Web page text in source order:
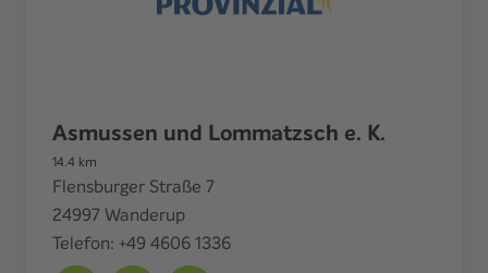
Asmussen und Lommatzsch e. K.
14.4 km
Flensburger Straße 7
24997 Wanderup
Telefon: +49 4606 1336